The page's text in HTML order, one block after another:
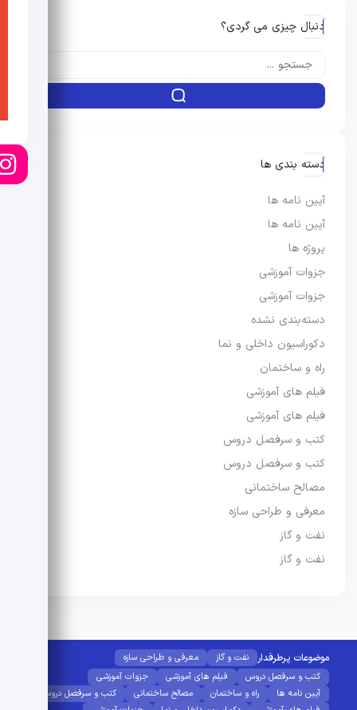
دنبال چیزی می گردی؟
دسته بندی ها
آیین نامه ها
آیین نامه ها
پروژه ها
جزوات آموزشی
جزوات آموزشی
دسته‌بندی نشده
دکوراسیون داخلی و نما
راه و ساختمان
فیلم های آموزشی
فیلم های آموزشی
کتب و سرفصل دروس
کتب و سرفصل دروس
مصالح ساختمانی
معرفی و طراحی سازه
نفت و گاز
نفت و گاز
موضوعات پرطرفدار نفت و گاز
معرفی و طراحی سازه
کتب و سرفصل دروس
فیلم های آموزشی
جزوات آموزشی
آیین نامه ها
راه و ساختمان مصالح ساختمانی
کتب و سرفصل دروس